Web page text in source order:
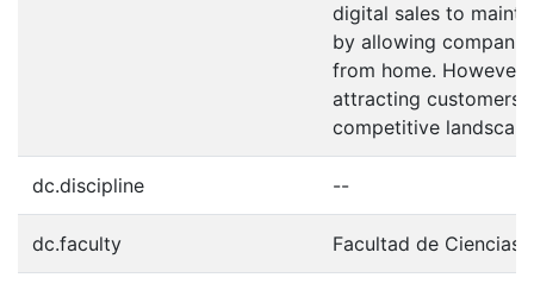
digital sales to
by allowing
from home.
attracting customers
competitive
dc.discipline --
dc.faculty Facultad de Ciencias